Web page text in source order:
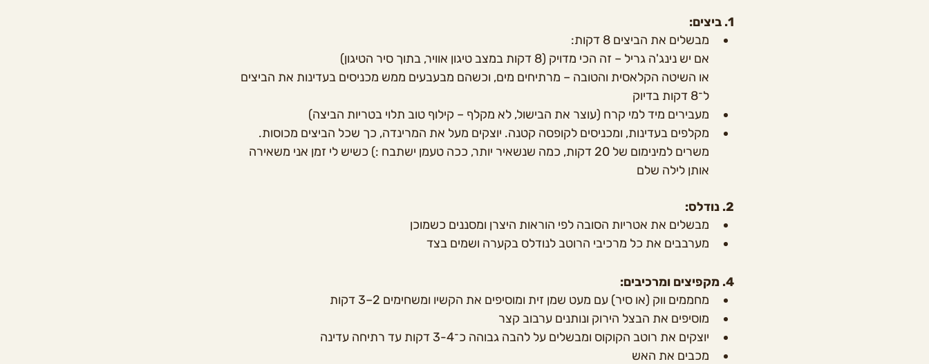
1. ביצים:
מבשלים את הביצים 8 דקות:
אם יש נינג'ה גריל – זה הכי מדויק (8 דקות במצב טיגון אוויר, בתוך סיר הטיגון)
או השיטה הקלאסית והטובה – מרתיחים מים, וכשהם מבעבעים ממש מכניסים בעדינות את הביצים
ל־8 דקות בדיוק
מעבירים מיד למי קרח (עוצר את הבישול, לא מקלף – קילוף טוב תלוי בטריות הביצה)
מקלפים בעדינות, ומכניסים לקופסה קטנה. יוצקים מעל את המרינדה, כך שכל הביצים מכוסות.
משרים למינימום של 20 דקות, כמה שנשאיר יותר, ככה טעמן ישתבח :) כשיש לי זמן אני משאירה
אותן לילה שלם
2. נודלס:
מבשלים את אטריות הסובה לפי הוראות היצרן ומסננים כשמוכן
מערבבים את כל מרכיבי הרוטב לנודלס בקערה ושמים בצד
4. מקפיצים ומרכיבים:
מחממים ווק (או סיר) עם מעט שמן זית ומוסיפים את הקשיו ומשחימים 2–3 דקות
מוסיפים את הבצל הירוק ונותנים ערבוב קצר
יוצקים את רוטב הקוקוס ומבשלים על להבה גבוהה כ־3-4 דקות עד רתיחה עדינה
מכבים את האש